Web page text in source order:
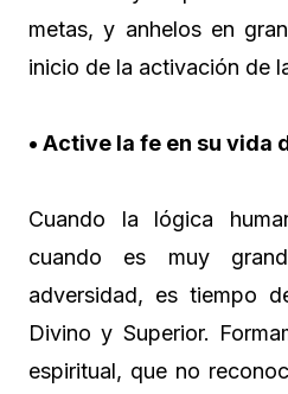
metas, y anhelos en
inicio de la activación de
• Active la fe en su vida
Cuando la lógica
cuando es muy
adversidad, es tiempo
Divino y Superior.
espiritual, que no